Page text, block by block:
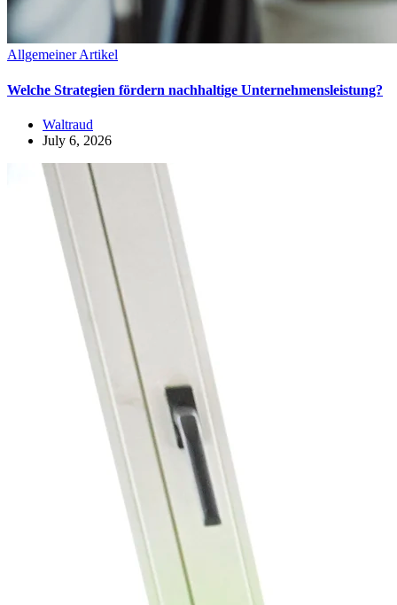
Allgemeiner Artikel
Welche Strategien fördern nachhaltige Unternehmensleistung?
Waltraud
July 6, 2026